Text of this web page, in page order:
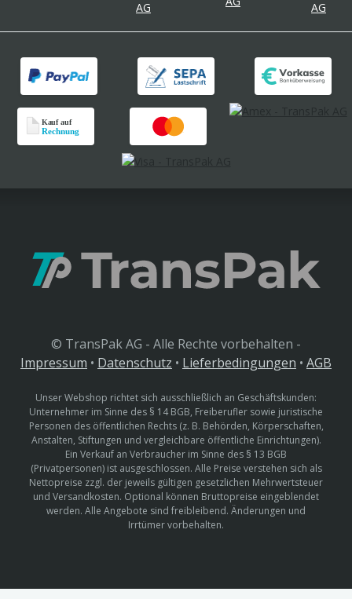
© TransPak AG - Alle Rechte vorbehalten -
Impressum • Datenschutz • Lieferbedingungen • AGB
Unser Webshop richtet sich ausschließlich an Geschäftskunden:
Unternehmer im Sinne des § 14 BGB, Freiberufler sowie juristische
Personen des öffentlichen Rechts (z. B. Behörden, Körperschaften,
Anstalten, Stiftungen und vergleichbare öffentliche Einrichtungen).
Ein Verkauf an Verbraucher im Sinne des § 13 BGB
(Privatpersonen) ist ausgeschlossen. Alle Preise verstehen sich als
Nettopreise zzgl. der jeweils gültigen gesetzlichen Mehrwertsteuer
und Versandkosten. Optional können Bruttopreise eingeblendet
werden. Alle Angebote sind freibleibend. Änderungen und
Irrtümer vorbehalten.